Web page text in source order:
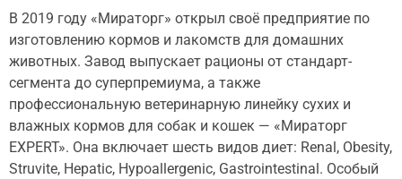
В 2019 году «Мираторг» открыл своё предприятие по
изготовлению кормов и лакомств для домашних
животных. Завод выпускает рационы от стандарт-
сегмента до суперпремиума, а также
профессиональную ветеринарную линейку сухих и
влажных кормов для собак и кошек — «Мираторг
EXPERT». Она включает шесть видов диет: Renal, Obesity,
Struvite, Hepatic, Hypoallergenic, Gastrointestinal. Особый